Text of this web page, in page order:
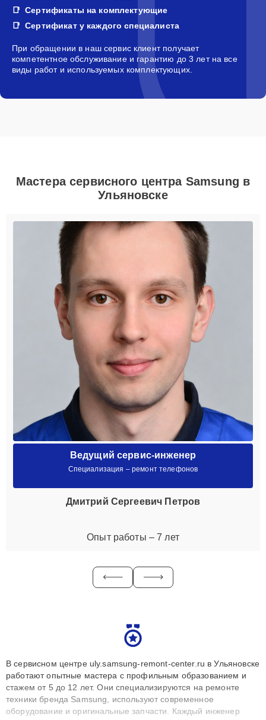
Сертификаты на комплектующие
Сертификат у каждого специалиста
При обращении в наш сервис клиент получает
компетентное обслуживание и гарантию до 3 лет на все
виды работ и используемых комплектующих.
Мастера сервисного центра Samsung в
Ульяновске
Ведущий сервис-инженер
Специализация – ремонт телефонов
Дмитрий Сергеевич Петров
Опыт работы – 7 лет
В сервисном центре uly.samsung-remont-center.ru в Ульяновске
работают опытные мастера с профильным образованием и
стажем от 5 до 12 лет. Они специализируются на ремонте
техники бренда Samsung, используют современное
оборудование и оригинальные запчасти. Каждый инженер